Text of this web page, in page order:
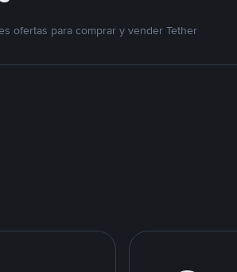
ofertas para comprar y vender Tether